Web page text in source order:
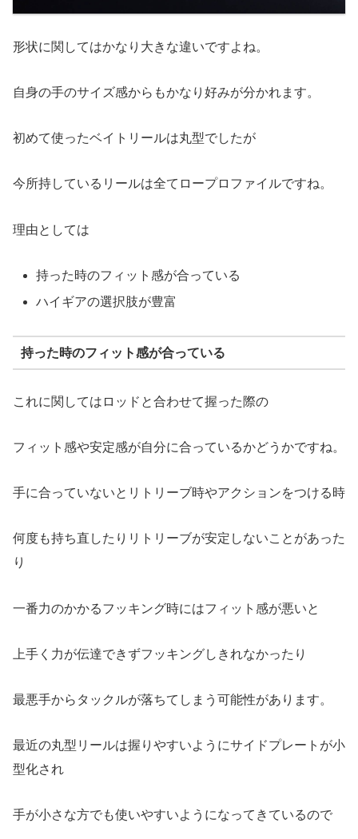
形状に関してはかなり大きな違いですよね。
自身の手のサイズ感からもかなり好みが分かれます。
初めて使ったベイトリールは丸型でしたが
今所持しているリールは全てロープロファイルですね。
理由としては
持った時のフィット感が合っている
ハイギアの選択肢が豊富
持った時のフィット感が合っている
これに関してはロッドと合わせて握った際の
フィット感や安定感が自分に合っているかどうかですね。
手に合っていないとリトリーブ時やアクションをつける時
何度も持ち直したりリトリーブが安定しないことがあった
り
一番力のかかるフッキング時にはフィット感が悪いと
上手く力が伝達できずフッキングしきれなかったり
最悪手からタックルが落ちてしまう可能性があります。
最近の丸型リールは握りやすいようにサイドプレートが小
型化され
手が小さな方でも使いやすいようになってきているので